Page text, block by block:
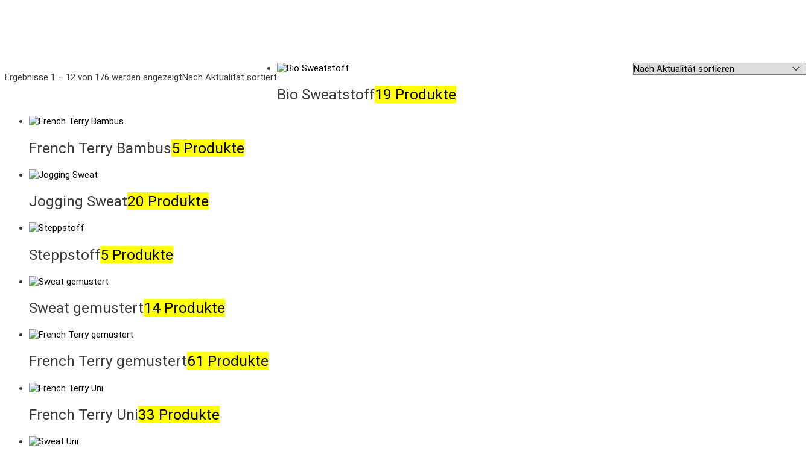
Ergebnisse 1 – 12 von 176 werden angezeigtNach Aktualität sortiert
Bio Sweatstoff19 Produkte
French Terry Bambus5 Produkte
Jogging Sweat20 Produkte
Steppstoff5 Produkte
Sweat gemustert14 Produkte
French Terry gemustert61 Produkte
French Terry Uni33 Produkte